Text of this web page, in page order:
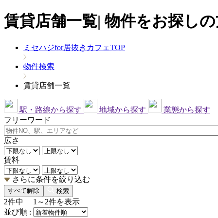
賃貸店舗一覧| 物件をお探し
ミセハジfor居抜きカフェTOP
物件検索
賃貸店舗一覧
駅・路線から探す 地域から探す
業態から探す
フリーワード
広さ
賃料
さらに条件を絞り込む
すべて解除 検索
2件中 1～2件を表示
並び順 :